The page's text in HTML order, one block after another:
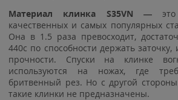
Материал клинка S35VN —это
качественных и самых популярных
Она в 1.5 раза превосходит,
440с по способности держать
прочности. Спуски на клинке
используются на ножах, где
бритвенный рез. Но с другой
такие клинки не предназначены.